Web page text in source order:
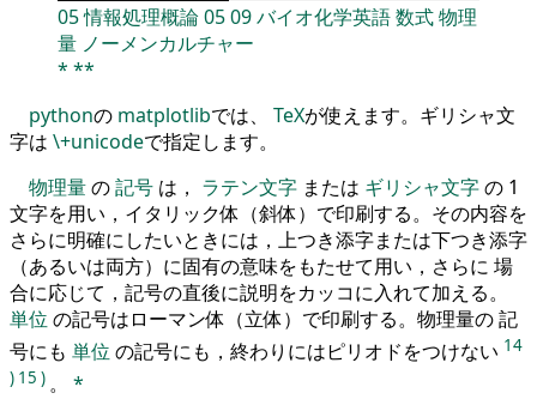
05情報処理概論0509バイオ化学英語数式物理
量 ノーメンカルチャー
* **
pythonの matplotlibでは、 TeXが使えます。ギリシャ文
字は \+unicodeで指定します。
物理量の記号 は， ラテン文字 または ギリシャ文字の 1
文字を用い，イタリック体（斜体）で印刷する。その内容を
さらに明確にしたいときには，上つき添字または下つき添字
（あるいは両方）に固有の意味をもたせて用い，さらに 場
合に応じて，記号の直後に説明をカッコに入れて加える。
単位 の記号はローマン体（立体）で印刷する。物理量の 記
号にも 単位 の記号にも，終わりにはピリオドをつけない 14
) 15 ) 。 *